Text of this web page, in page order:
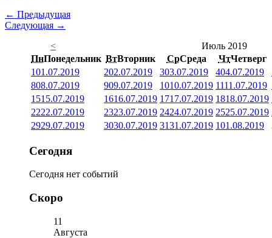
← Предыдущая
Следующая →
<
Июль 2019
ПнПонедельник ВтВторник СрСреда ЧтЧетверг
101.07.2019 202.07.2019 303.07.2019 404.07.2019
808.07.2019 909.07.2019 1010.07.2019 1111.07.2019
1515.07.2019 1616.07.2019 1717.07.2019 1818.07.2019
2222.07.2019 2323.07.2019 2424.07.2019 2525.07.2019
2929.07.2019 3030.07.2019 3131.07.2019 101.08.2019
Сегодня
Сегодня нет событий
Скоро
11
Августа